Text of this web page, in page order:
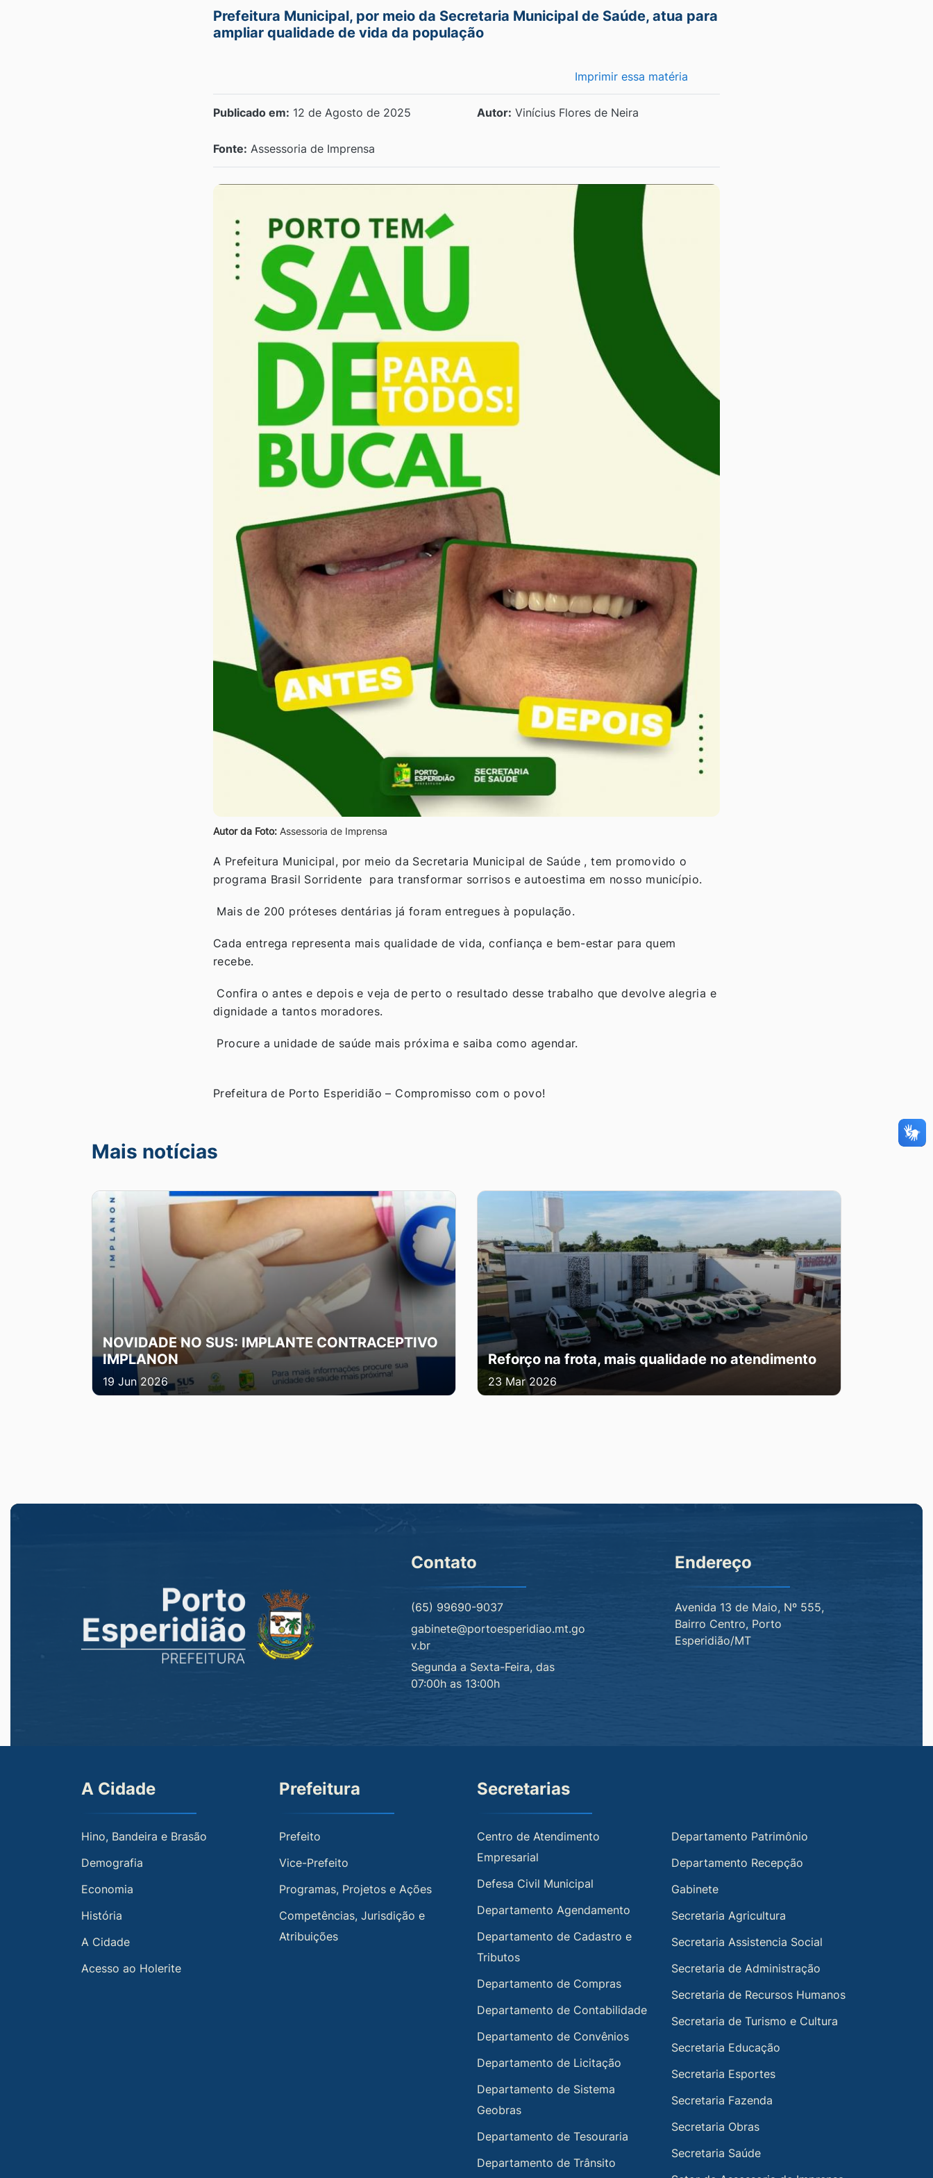
Prefeitura Municipal, por meio da Secretaria Municipal de Saúde, atua para
ampliar qualidade de vida da população
Imprimir essa matéria
Publicado em: 12 de Agosto de 2025 Autor: Vinícius Flores de Neira
Fonte: Assessoria de Imprensa
Autor da Foto: Assessoria de Imprensa
A Prefeitura Municipal, por meio da Secretaria Municipal de Saúde , tem promovido o
programa Brasil Sorridente para transformar sorrisos e autoestima em nosso município.
Mais de 200 próteses dentárias já foram entregues à população.
Cada entrega representa mais qualidade de vida, confiança e bem-estar para quem
recebe.
Confira o antes e depois e veja de perto o resultado desse trabalho que devolve alegria e
dignidade a tantos moradores.
Procure a unidade de saúde mais próxima e saiba como agendar.
Prefeitura de Porto Esperidião – Compromisso com o povo!
Mais notícias
NOVIDADE NO SUS: IMPLANTE CONTRACEPTIVO
IMPLANON
19 Jun 2026
Reforço na frota, mais qualidade no atendimento
23 Mar 2026
Contato
(65) 99690-9037
gabinete@portoesperidiao.mt.go
v.br
Segunda a Sexta-Feira, das
07:00h as 13:00h
Endereço
Avenida 13 de Maio, Nº 555,
Bairro Centro, Porto
Esperidião/MT
A Cidade
Hino, Bandeira e Brasão
Demografia
Economia
História
A Cidade
Acesso ao Holerite
Prefeitura
Prefeito
Vice-Prefeito
Programas, Projetos e Ações
Competências, Jurisdição e
Atribuições
Secretarias
Centro de Atendimento
Empresarial
Defesa Civil Municipal
Departamento Agendamento
Departamento de Cadastro e
Tributos
Departamento de Compras
Departamento de Contabilidade
Departamento de Convênios
Departamento de Licitação
Departamento de Sistema
Geobras
Departamento de Tesouraria
Departamento de Trânsito
Departamento Patrimônio
Departamento Recepção
Gabinete
Secretaria Agricultura
Secretaria Assistencia Social
Secretaria de Administração
Secretaria de Recursos Humanos
Secretaria de Turismo e Cultura
Secretaria Educação
Secretaria Esportes
Secretaria Fazenda
Secretaria Obras
Secretaria Saúde